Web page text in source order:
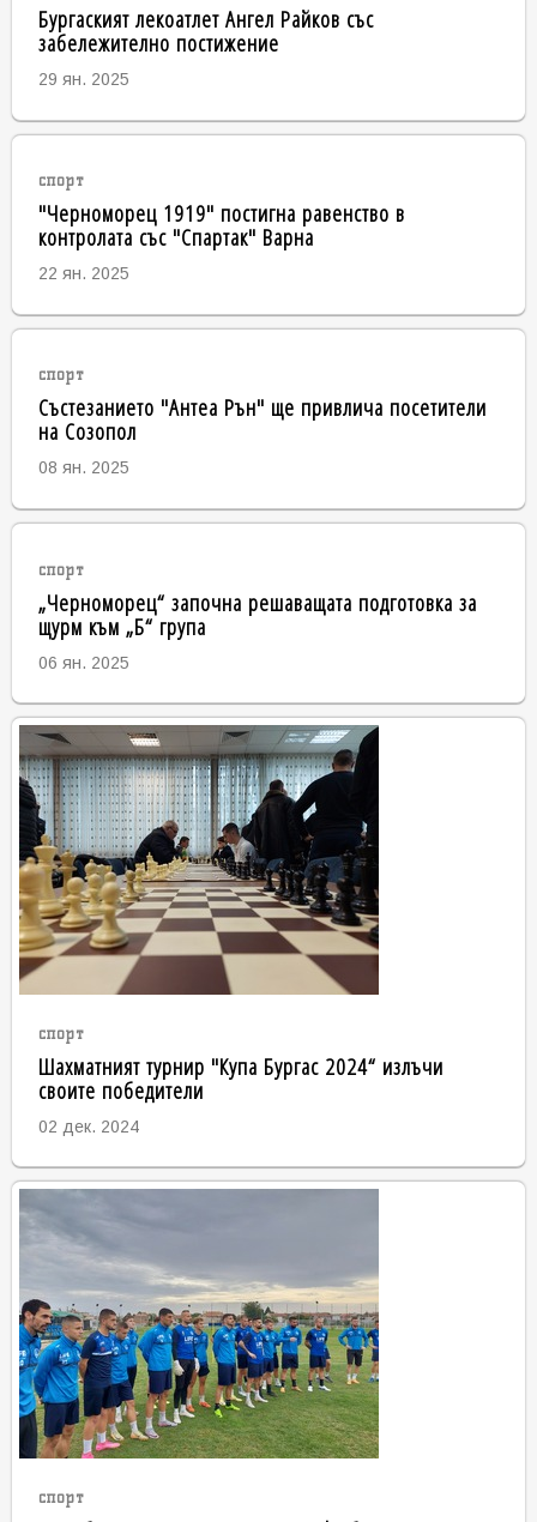
Бургаският лекоатлет Ангел Райков със
забележително постижение
29 ян. 2025
спорт
"Черноморец 1919" постигна равенство в
контролата със "Спартак" Варна
22 ян. 2025
спорт
Състезанието "Антеа Рън" ще привлича посетители
на Созопол
08 ян. 2025
спорт
„Черноморец“ започна решаващата подготовка за
щурм към „Б“ група
06 ян. 2025
спорт
Шахматният турнир "Купа Бургас 2024“ излъчи
своите победители
02 дек. 2024
спорт